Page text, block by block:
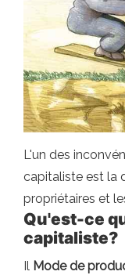
L'un des
capitaliste est la
propriétaires et
Qu'est-ce
capitaliste?
Il Mode de